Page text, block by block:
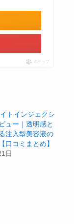
ポチップ
トインジェクシ
ュー｜透明感と
注入型美容液の
口コミまとめ】
日